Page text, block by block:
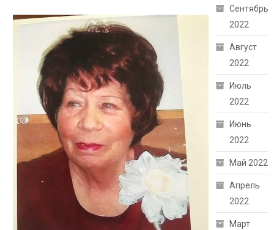
Сентябрь
2022
Август
2022
Июль
2022
Июнь
2022
Май 2022
Апрель
2022
Март